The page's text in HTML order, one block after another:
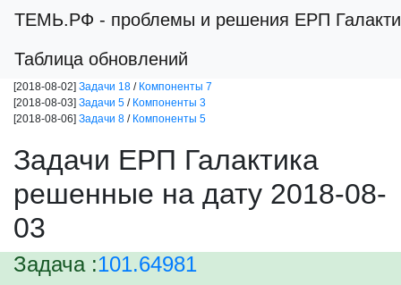
ТЕМЬ.РФ - проблемы и решения ЕРП
Таблица обновлений
[2018-08-02] Задачи 18 / Компоненты 7
[2018-08-03] Задачи 5 / Компоненты 3
[2018-08-06] Задачи 8 / Компоненты 5
Задачи ЕРП Галактика
решенные на дату 2018-08-
03
Задача :101.64981